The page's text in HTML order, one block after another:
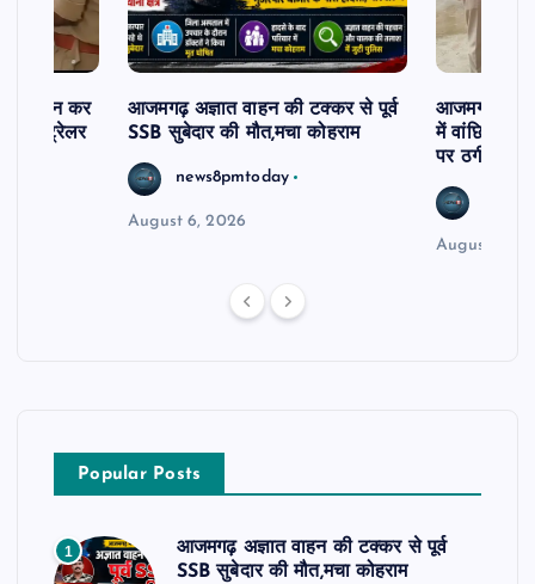
से दर्शन कर
खड़े ट्रेलर
आजमगढ़ अज्ञात वाहन की टक्कर से पूर्व
SSB सुबेदार की मौत,मचा कोहराम
news8pmtoday
August 6, 2026
आजमगढ़ 43
में वांछित
पर ठगी और
August 6,
Popular Posts
1
आजमगढ़ अज्ञात वाहन की टक्कर से पूर्व
SSB सुबेदार की मौत,मचा कोहराम